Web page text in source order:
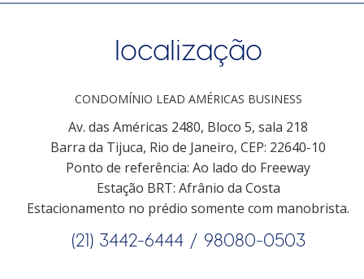
localização
CONDOMÍNIO LEAD AMÉRICAS BUSINESS
Av. das Américas 2480, Bloco 5, sala 218
Barra da Tijuca, Rio de Janeiro, CEP: 22640-10
Ponto de referência: Ao lado do Freeway
Estação BRT: Afrânio da Costa
Estacionamento no prédio somente com manobrista.
(21) 3442-6444 / 98080-0503